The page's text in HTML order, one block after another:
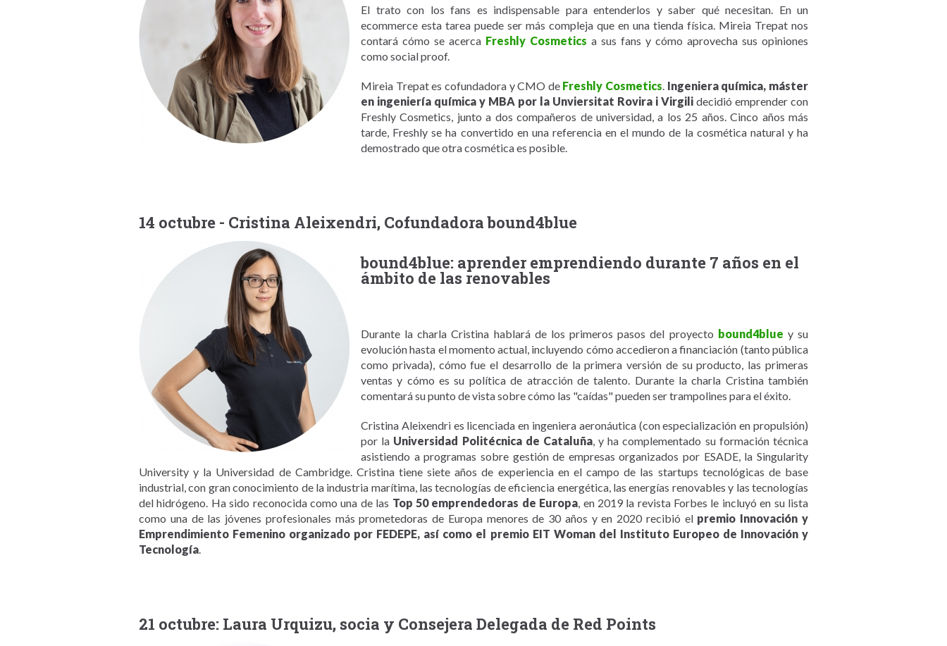
El trato con los fans es indispensable para entenderlos y saber qué necesitan. En un
ecommerce esta tarea puede ser más compleja que en una tienda física. Mireia Trepat nos
contará cómo se acerca Freshly Cosmetics a sus fans y cómo aprovecha sus opiniones
como social proof.
Mireia Trepat es cofundadora y CMO de Freshly Cosmetics. Ingeniera química, máster
en ingeniería química y MBA por la Unviersitat Rovira i Virgili decidió emprender con
Freshly Cosmetics, junto a dos compañeros de universidad, a los 25 años. Cinco años más
tarde, Freshly se ha convertido en una referencia en el mundo de la cosmética natural y ha
demostrado que otra cosmética es posible.
14 octubre - Cristina Aleixendri, Cofundadora bound4blue
bound4blue: aprender emprendiendo durante 7 años en el
ámbito de las renovables
Durante la charla Cristina hablará de los primeros pasos del proyecto bound4blue y su
evolución hasta el momento actual, incluyendo cómo accedieron a financiación (tanto pública
como privada), cómo fue el desarrollo de la primera versión de su producto, las primeras
ventas y cómo es su política de atracción de talento. Durante la charla Cristina también
comentará su punto de vista sobre cómo las "caídas" pueden ser trampolines para el éxito.
Cristina Aleixendri es licenciada en ingeniera aeronáutica (con especialización en propulsión)
por la Universidad Politécnica de Cataluña, y ha complementado su formación técnica
asistiendo a programas sobre gestión de empresas organizados por ESADE, la Singularity
University y la Universidad de Cambridge. Cristina tiene siete años de experiencia en el campo de las startups tecnológicas de base
industrial, con gran conocimiento de la industria marítima, las tecnologías de eficiencia energética, las energías renovables y las tecnologías
del hidrógeno. Ha sido reconocida como una de las Top 50 emprendedoras de Europa, en 2019 la revista Forbes le incluyó en su lista
como una de las jóvenes profesionales más prometedoras de Europa menores de 30 años y en 2020 recibió el premio Innovación y
Emprendimiento Femenino organizado por FEDEPE, así como el premio EIT Woman del Instituto Europeo de Innovación y
Tecnología.
21 octubre: Laura Urquizu, socia y Consejera Delegada de Red Points